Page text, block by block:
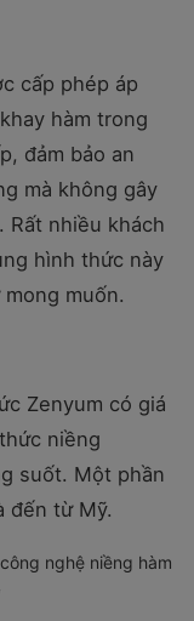
cấp phép áp
hàm trong
đảm bảo an
mà không gây
Rất nhiều khách
hình thức này
muốn.
Zenyum có giá
niềng
suốt. Một phần
đến từ Mỹ.
nghệ niềng hàm